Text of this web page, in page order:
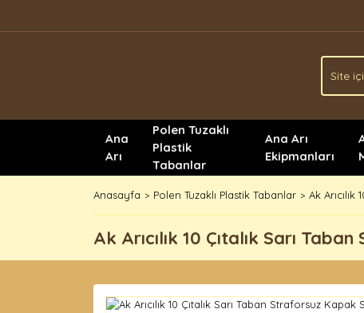
Ana
Arı
Polen Tuzaklı
Plastik
Tabanlar
Ana Arı
Ekipmanları
Anasayfa Polen Tuzaklı Plastik Tabanlar Ak
Ak Arıcılık 10 Çıtalık Sarı